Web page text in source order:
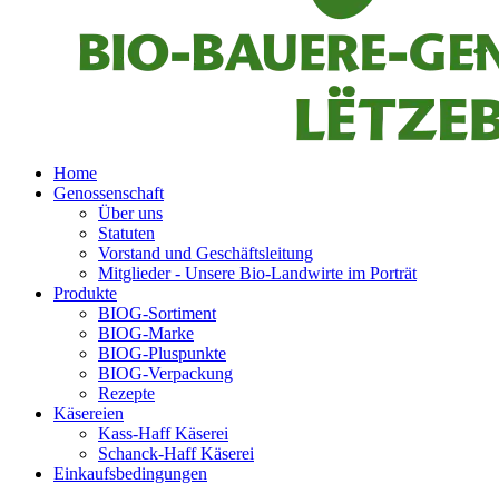
Home
Genossenschaft
Über uns
Statuten
Vorstand und Geschäftsleitung
Mitglieder - Unsere Bio-Landwirte im Porträt
Produkte
BIOG-Sortiment
BIOG-Marke
BIOG-Pluspunkte
BIOG-Verpackung
Rezepte
Käsereien
Kass-Haff Käserei
Schanck-Haff Käserei
Einkaufsbedingungen